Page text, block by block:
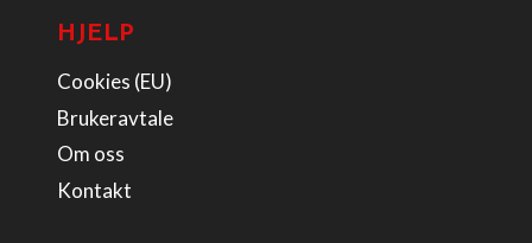
HJELP
Cookies (EU)
Brukeravtale
Om oss
Kontakt